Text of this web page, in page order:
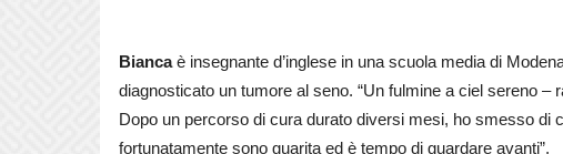
Biancaè insegnante d’inglese in una scuola media di
diagnosticato un tumore al seno. “Un fulmine a ciel sereno
Dopo un percorso di cura durato diversi mesi, ho smesso di
fortunatamente sono guarita ed è tempo di guardare avanti”.